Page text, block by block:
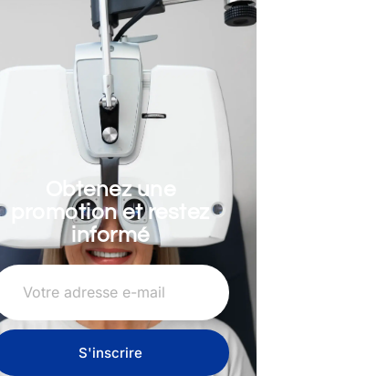
Obtenez une
promotion et restez
informé
S'inscrire